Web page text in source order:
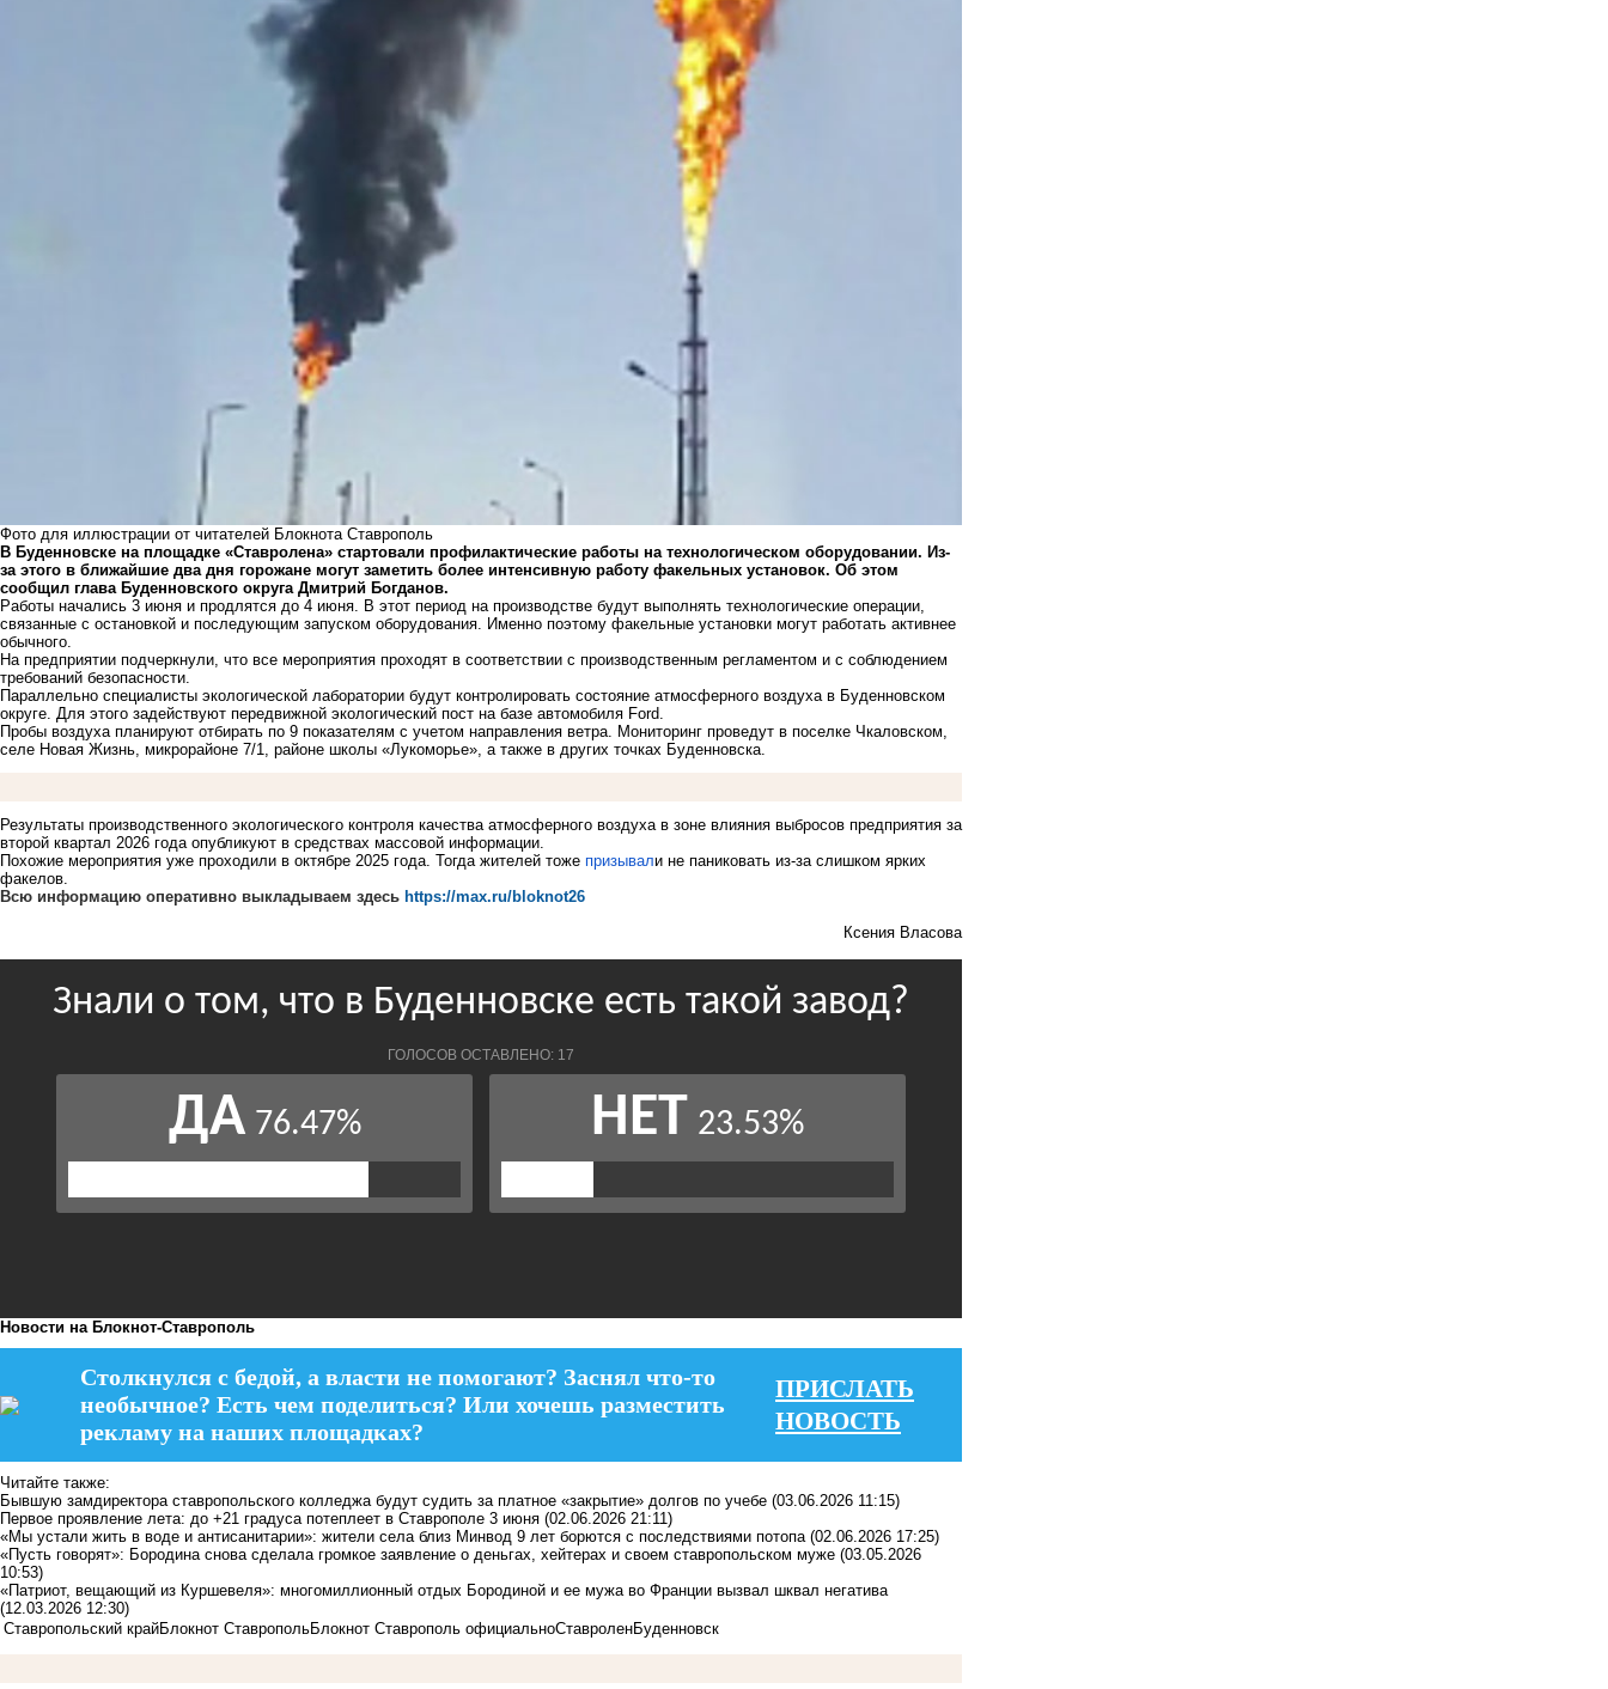
Фото для иллюстрации от читателей Блокнота Ставрополь
В Буденновске на площадке «Ставролена» стартовали профилактические работы на технологическом оборудовании. Из-
за этого в ближайшие два дня горожане могут заметить более интенсивную работу факельных установок. Об этом
сообщил глава Буденновского округа Дмитрий Богданов.
Работы начались 3 июня и продлятся до 4 июня. В этот период на производстве будут выполнять технологические операции,
связанные с остановкой и последующим запуском оборудования. Именно поэтому факельные установки могут работать активнее
обычного.
На предприятии подчеркнули, что все мероприятия проходят в соответствии с производственным регламентом и с соблюдением
требований безопасности.
Параллельно специалисты экологической лаборатории будут контролировать состояние атмосферного воздуха в Буденновском
округе. Для этого задействуют передвижной экологический пост на базе автомобиля Ford.
Пробы воздуха планируют отбирать по 9 показателям с учетом направления ветра. Мониторинг проведут в поселке Чкаловском,
селе Новая Жизнь, микрорайоне 7/1, районе школы «Лукоморье», а также в других точках Буденновска.
Результаты производственного экологического контроля качества атмосферного воздуха в зоне влияния выбросов предприятия за
второй квартал 2026 года опубликуют в средствах массовой информации.
Похожие мероприятия уже проходили в октябре 2025 года. Тогда жителей тоже призывали не паниковать из-за слишком ярких
факелов.
Всю информацию оперативно выкладываем здесь https://max.ru/bloknot26
Ксения Власова
Новости на Блoкнoт-Ставрополь
Столкнулся с бедой, а власти не помогают? Заснял что-то
необычное? Есть чем поделиться? Или хочешь разместить
рекламу на наших площадках?
ПРИСЛАТЬ
НОВОСТЬ
Читайте также:
Бывшую замдиректора ставропольского колледжа будут судить за платное «закрытие» долгов по учебе (03.06.2026 11:15)
Первое проявление лета: до +21 градуса потеплеет в Ставрополе 3 июня (02.06.2026 21:11)
«Мы устали жить в воде и антисанитарии»: жители села близ Минвод 9 лет борются с последствиями потопа (02.06.2026 17:25)
«Пусть говорят»: Бородина снова сделала громкое заявление о деньгах, хейтерах и своем ставропольском муже (03.05.2026
10:53)
«Патриот, вещающий из Куршевеля»: многомиллионный отдых Бородиной и ее мужа во Франции вызвал шквал негатива
(12.03.2026 12:30)
Ставропольский крайБлокнот СтавропольБлокнот Ставрополь официальноСтавроленБуденновск